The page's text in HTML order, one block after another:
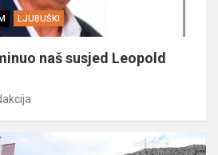
LJUBUŠKI
naš susjed Leopold